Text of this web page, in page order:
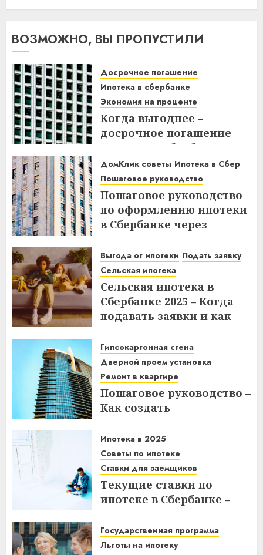
ВОЗМОЖНО, ВЫ ПРОПУСТИЛИ
Досрочное погашение
Ипотека в сбербанке
Экономия на проценте
Когда выгоднее –
досрочное погашение
ипотеки в Сбербанке до
или после дня списания?
Узнайте все нюансы!
18.12.2025
ДомКлик советы Ипотека в Сбер
Пошаговое руководство
Пошаговое руководство
по оформлению ипотеки
в Сбербанке через
советы
08.12.2025
Выгода от ипотеки Подать заявку
Сельская ипотека
Сельская ипотека в
Сбербанке 2025 – Когда
подавать заявки и как
03.12.2025
Гипсокартонная стена
Дверной проем установка
Ремонт в квартире
Пошаговое руководство –
Как создать
дверным проемом в
отремонтированной
квартире
14.11.2025
Ипотека в 2025
Советы по ипотеке
Ставки для заемщиков
Текущие ставки по
ипотеке в Сбербанке –
заемщикам в 2025 году
14.11.2025
Государственная программа
Льготы на ипотеку